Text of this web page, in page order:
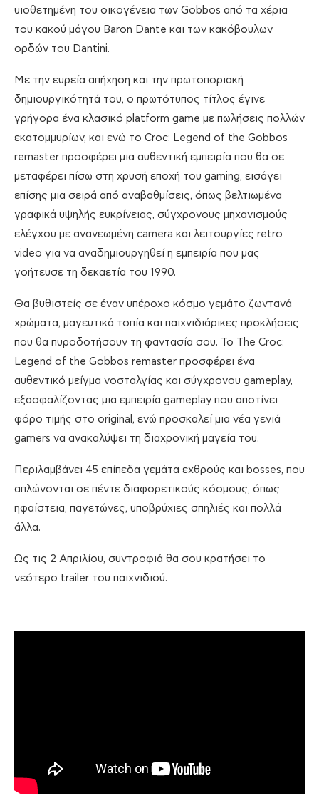
υιοθετημένη του οικογένεια των Gobbos από τα χέρια
του κακού μάγου Baron Dante και των κακόβουλων
ορδών του Dantini.
Με την ευρεία απήχηση και την πρωτοποριακή
δημιουργικότητά του, ο πρωτότυπος τίτλος έγινε
γρήγορα ένα κλασικό platform game με πωλήσεις πολλών
εκατομμυρίων, και ενώ το Croc: Legend of the Gobbos
remaster προσφέρει μια αυθεντική εμπειρία που θα σε
μεταφέρει πίσω στη χρυσή εποχή του gaming, εισάγει
επίσης μια σειρά από αναβαθμίσεις, όπως βελτιωμένα
γραφικά υψηλής ευκρίνειας, σύγχρονους μηχανισμούς
ελέγχου με ανανεωμένη camera και λειτουργίες retro
video για να αναδημιουργηθεί η εμπειρία που μας
γοήτευσε τη δεκαετία του 1990.
Θα βυθιστείς σε έναν υπέροχο κόσμο γεμάτο ζωντανά
χρώματα, μαγευτικά τοπία και παιχνιδιάρικες προκλήσεις
που θα πυροδοτήσουν τη φαντασία σου. Το The Croc:
Legend of the Gobbos remaster προσφέρει ένα
αυθεντικό μείγμα νοσταλγίας και σύγχρονου gameplay,
εξασφαλίζοντας μια εμπειρία gameplay που αποτίνει
φόρο τιμής στο original, ενώ προσκαλεί μια νέα γενιά
gamers να ανακαλύψει τη διαχρονική μαγεία του.
Περιλαμβάνει 45 επίπεδα γεμάτα εχθρούς και bosses, που
απλώνονται σε πέντε διαφορετικούς κόσμους, όπως
ηφαίστεια, παγετώνες, υποβρύχιες σπηλιές και πολλά
άλλα.
Ως τις 2 Απριλίου, συντροφιά θα σου κρατήσει το
νεότερο trailer του παιχνιδιού.